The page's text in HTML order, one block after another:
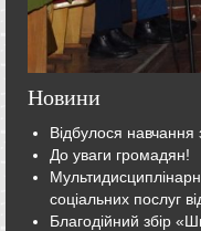
Новини
Відбулося навчання
До уваги громадян!
соціальних послуг
Благодійний збір